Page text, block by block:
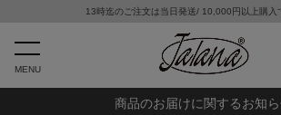
13時迄のご注文は当日発送/ 10,000円以上購入
MENU
商品のお届けに関するお知